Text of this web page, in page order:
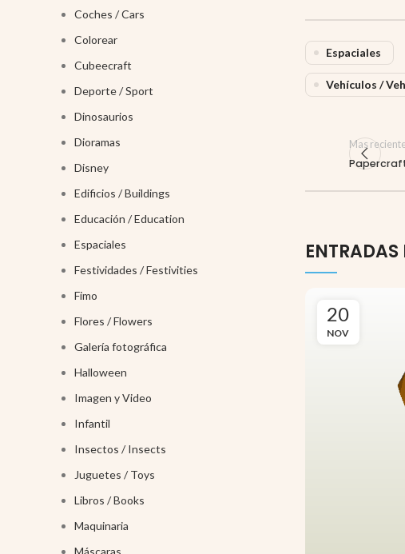
Espaciales
Vehículos /
Mas reciente
20
NOV
Coches / Cars
Colorear
Cubeecraft
Deporte / Sport
Dinosaurios
Dioramas
Disney
Edificios / Buildings
Educación / Education
Espaciales
Festividades / Festivities
Fimo
Flores / Flowers
Galería fotográfica
Halloween
Imagen y Video
Infantil
Insectos / Insects
Juguetes / Toys
Libros / Books
Maquinaria
Máscaras